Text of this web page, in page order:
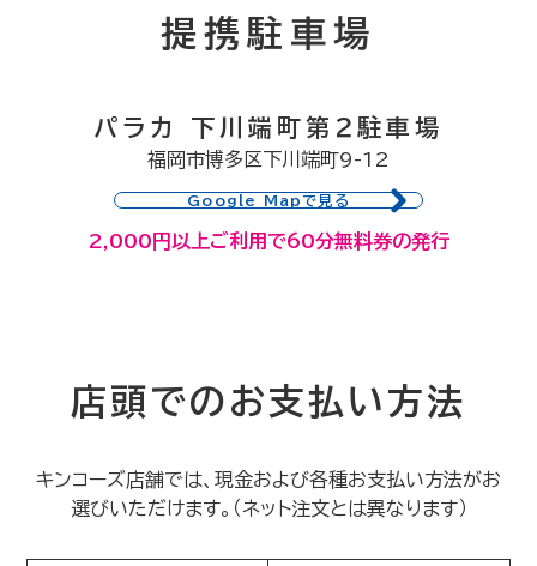
提携駐車場
パラカ 下川端町第２駐車場
福岡市博多区下川端町9-12
Google Mapで見る
2,000円以上ご利用で60分無料券の発行
店頭でのお支払い方法
キンコーズ店舗では、現金および各種お支払い方法がお
選びいただけます。（ネット注文とは異なります）